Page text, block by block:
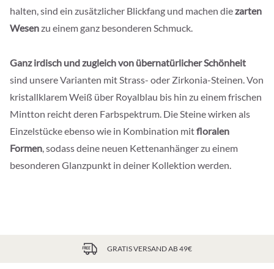
halten, sind ein zusätzlicher Blickfang und machen diezarten
Wesenzu einem ganz besonderen Schmuck.
Ganz irdisch und zugleich von übernatürlicher Schönheit
sind unsere Varianten mit Strass- oder Zirkonia-Steinen. Von
kristallklarem Weiß über Royalblau bis hin zu einem frischen
Mintton reicht deren Farbspektrum. Die Steine wirken als
Einzelstücke ebenso wie in Kombination mitfloralen
Formen, sodass deine neuen Kettenanhänger zu einem
besonderen Glanzpunkt in deiner Kollektion werden.
GRATIS VERSAND AB 49€